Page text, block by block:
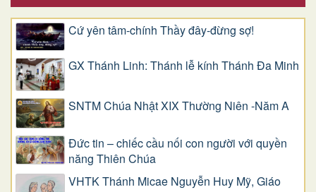
Cứ yên tâm-chính Thầy đây-đừng sợ!
GX Thánh Linh: Thánh lễ kính Thánh Đa Minh
SNTM Chúa Nhật XIX Thường Niên -Năm A
Đức tin – chiếc cầu nối con người với quyền
năng Thiên Chúa
VHTK Thánh Micae Nguyễn Huy Mỹ, Giáo